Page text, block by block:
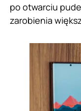
po otwarciu
zarobienia